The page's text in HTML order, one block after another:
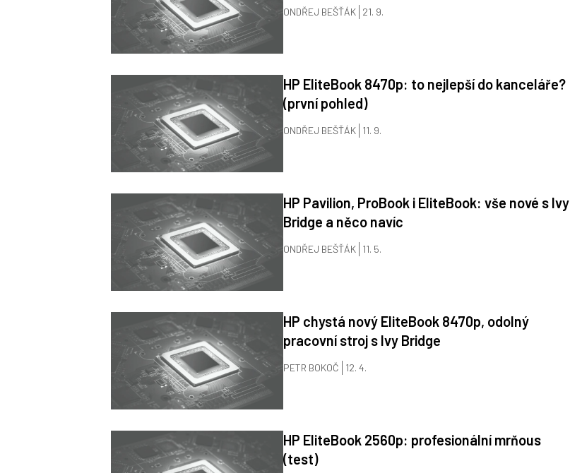
ONDŘEJ BEŠŤÁK 21. 9.
HP EliteBook 8470p: to nejlepší do kanceláře?
(první pohled)
ONDŘEJ BEŠŤÁK 11. 9.
HP Pavilion, ProBook i EliteBook: vše nové s Ivy
Bridge a něco navíc
ONDŘEJ BEŠŤÁK 11. 5.
HP chystá nový EliteBook 8470p, odolný
pracovní stroj s Ivy Bridge
PETR BOKOČ 12. 4.
HP EliteBook 2560p: profesionální mrňous
(test)